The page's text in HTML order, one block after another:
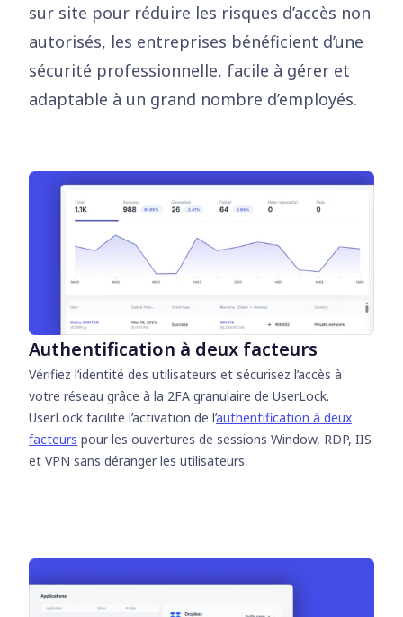
sur site pour réduire les risques d’accès non
autorisés, les entreprises bénéficient d’une
sécurité professionnelle, facile à gérer et
adaptable à un grand nombre d’employés.
Authentification à deux facteurs
Vérifiez l’identité des utilisateurs et sécurisez l’accès à
votre réseau grâce à la 2FA granulaire de UserLock.
UserLock facilite l’activation de l’authentification à deux
facteurs pour les ouvertures de sessions Window, RDP, IIS
et VPN sans déranger les utilisateurs.